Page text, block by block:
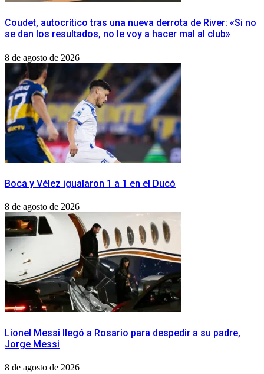
Coudet, autocrítico tras una nueva derrota de River: «Si no
se dan los resultados, no le voy a hacer mal al club»
8 de agosto de 2026
Boca y Vélez igualaron 1 a 1 en el Ducó
8 de agosto de 2026
Lionel Messi llegó a Rosario para despedir a su padre,
Jorge Messi
8 de agosto de 2026